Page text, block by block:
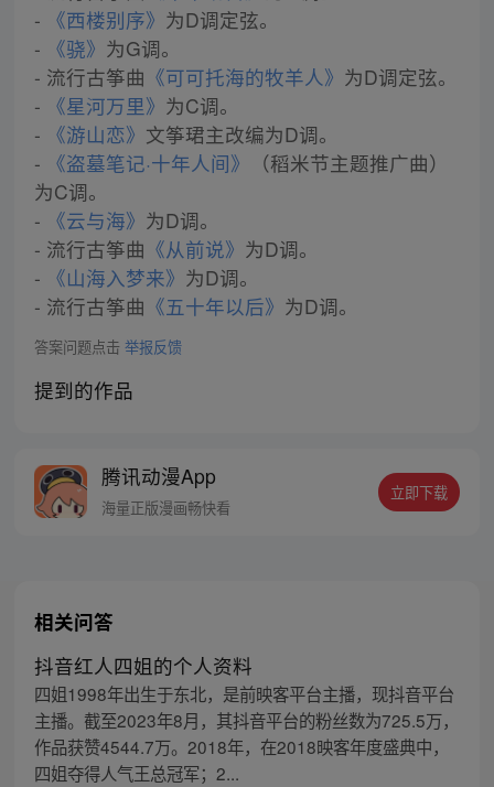
- 《西楼别序》 为D调定弦。
- 《骁》 为G调。
- 流行古筝曲 《可可托海的牧羊人》 为D调定弦。
- 《星河万里》 为C调。
- 《游山恋》 文筝珺主改编为D调。
- 《盗墓笔记·十年人间》
（稻米节主题推广曲）
为C调。
- 《云与海》 为D调。
- 流行古筝曲 《从前说》 为D调。
- 《山海入梦来》 为D调。
- 流行古筝曲 《五十年以后》 为D调。
答案问题点击 举报反馈
提到的作品
腾讯动漫App
海量正版漫画畅快看
立即下载
相关问答
抖音红人四姐的个人资料
四姐1998年出生于东北，是前映客平台主播，现抖音平台
主播。截至2023年8月，其抖音平台的粉丝数为725.5万，
作品获赞4544.7万。2018年，在2018映客年度盛典中，
四姐夺得人气王总冠军；2...